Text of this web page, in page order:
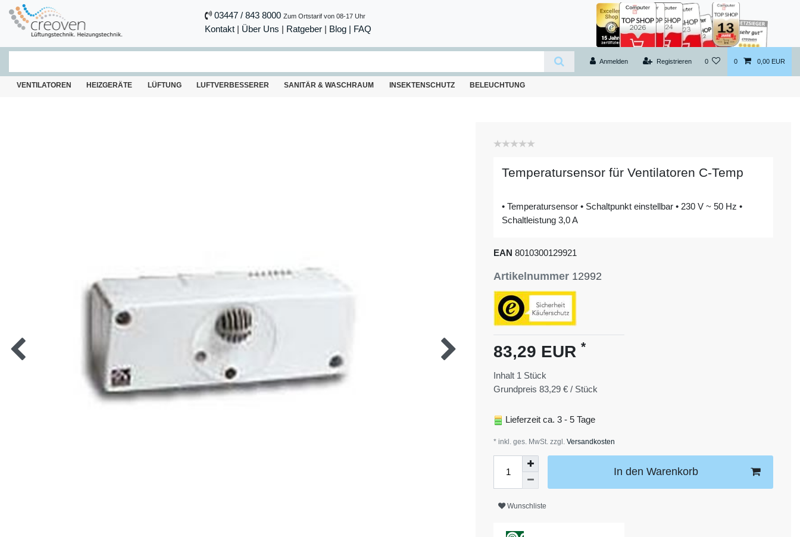
03447 / 843 8000 Zum Ortstarif von 08-17 Uhr
Kontakt| Über Uns | Ratgeber| Blog | FAQ
Anmelden Registrieren 0 0 0,00 EUR
VENTILATOREN HEIZGERÄTE LÜFTUNG LUFTVERBESSERER SANITÄR & WASCHRAUM INSEKTENSCHUTZ BELEUCHTUNG
Temperatursensor für Ventilatoren C-Temp
• Temperatursensor • Schaltpunkt einstellbar • 230 V ~ 50 Hz •
Schaltleistung 3,0 A
EAN 8010300129921
Artikelnummer 12992
83,29 EUR *
Inhalt 1 Stück
Grundpreis 83,29 € / Stück
Lieferzeit ca. 3 - 5 Tage
* inkl. ges. MwSt. zzgl. Versandkosten
In den Warenkorb
Wunschliste